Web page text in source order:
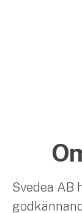
Svedea AB